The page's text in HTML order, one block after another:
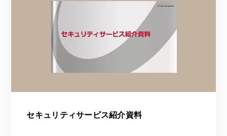
セキュリティサービス紹介資料